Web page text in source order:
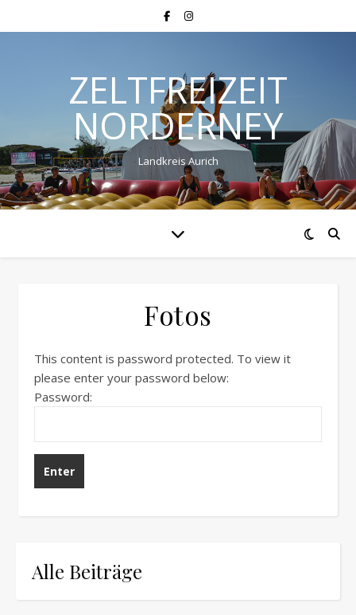
ZELTFREIZEIT
NORDERNEY
Landkreis Aurich
Fotos
This content is password protected. To view it
please enter your password below:
Password:
Alle Beiträge